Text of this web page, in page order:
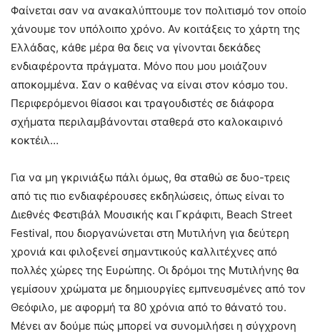
Φαίνεται σαν να ανακαλύπτουμε τον πολιτισμό τον οποίο
χάνουμε τον υπόλοιπο χρόνο. Αν κοιτάξεις το χάρτη της
Ελλάδας, κάθε μέρα θα δεις να γίνονται δεκάδες
ενδιαφέροντα πράγματα. Μόνο που μου μοιάζουν
αποκομμένα. Σαν ο καθένας να είναι στον κόσμο του.
Περιφερόμενοι θίασοι και τραγουδιστές σε διάφορα
σχήματα περιλαμβάνονται σταθερά στο καλοκαιρινό
κοκτέιλ…
Για να μη γκρινιάξω πάλι όμως, θα σταθώ σε δυο-τρεις
από τις πιο ενδιαφέρουσες εκδηλώσεις, όπως είναι το
Διεθνές Φεστιβάλ Μουσικής και Γκράφιτι, Beach Street
Festival, που διοργανώνεται στη Μυτιλήνη για δεύτερη
χρονιά και φιλοξενεί σημαντικούς καλλιτέχνες από
πολλές χώρες της Ευρώπης. Οι δρόμοι της Μυτιλήνης θα
γεμίσουν χρώματα με δημιουργίες εμπνευσμένες από τον
Θεόφιλο, με αφορμή τα 80 χρόνια από το θάνατό του.
Μένει αν δούμε πώς μπορεί να συνομιλήσει η σύγχρονη